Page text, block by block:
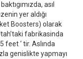
asıl
yer aldığı
Boosters) olarak
fabrikasinda
feet ‘ tir. Aslında
genislikte yapmayı